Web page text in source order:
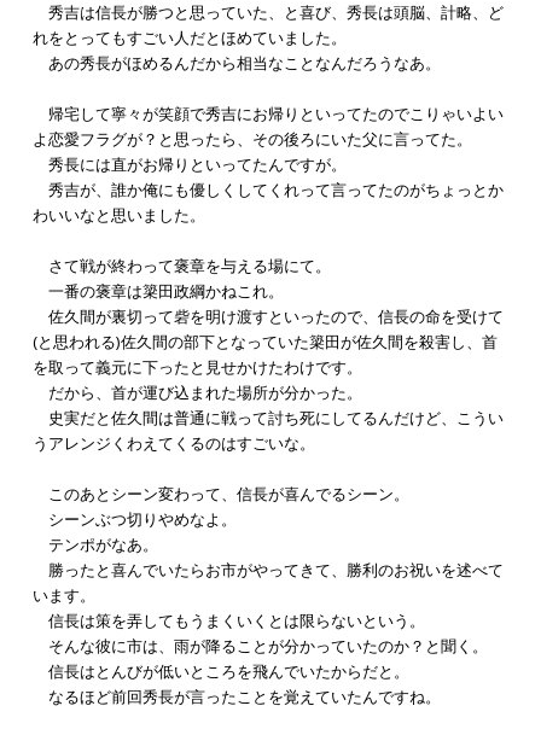
秀吉は信長が勝つと思っていた、と喜び、秀長は頭脳、計略、ど
れをとってもすごい人だとほめていました。
あの秀長がほめるんだから相当なことなんだろうなあ。
帰宅して寧々が笑顔で秀吉にお帰りといってたのでこりゃいよい
よ恋愛フラグが？と思ったら、その後ろにいた父に言ってた。
秀長には直がお帰りといってたんですが。
秀吉が、誰か俺にも優しくしてくれって言ってたのがちょっとか
わいいなと思いました。
さて戦が終わって褒章を与える場にて。
一番の褒章は簗田政綱かねこれ。
佐久間が裏切って砦を明け渡すといったので、信長の命を受けて
(と思われる)佐久間の部下となっていた簗田が佐久間を殺害し、首
を取って義元に下ったと見せかけたわけです。
だから、首が運び込まれた場所が分かった。
史実だと佐久間は普通に戦って討ち死にしてるんだけど、こうい
うアレンジくわえてくるのはすごいな。
このあとシーン変わって、信長が喜んでるシーン。
シーンぶつ切りやめなよ。
テンポがなあ。
勝ったと喜んでいたらお市がやってきて、勝利のお祝いを述べて
います。
信長は策を弄してもうまくいくとは限らないという。
そんな彼に市は、雨が降ることが分かっていたのか？と聞く。
信長はとんびが低いところを飛んでいたからだと。
なるほど前回秀長が言ったことを覚えていたんですね。